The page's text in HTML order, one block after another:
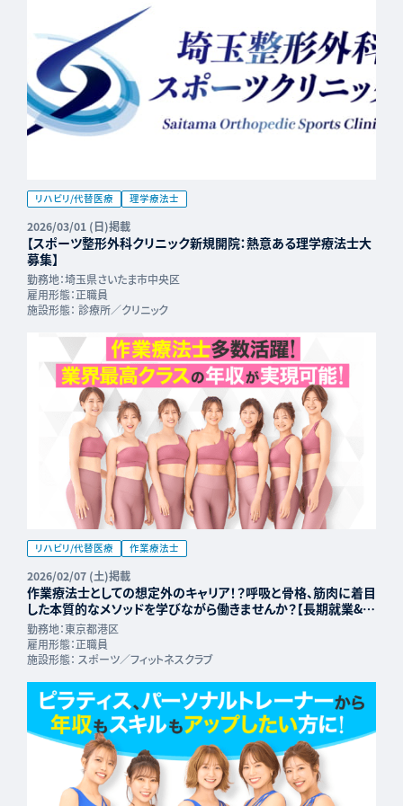
リハビリ/代替医療 理学療法士
2026/03/01 (日)掲載
【スポーツ整形外科クリニック新規開院：熱意ある理学療法士大
募集】
勤務地：埼玉県さいたま市中央区
雇用形態：正職員
施設形態： 診療所／クリニック
リハビリ/代替医療 作業療法士
2026/02/07 (土)掲載
作業療法士としての想定外のキャリア！？呼吸と骨格、筋肉に着目
した本質的なメソッドを学びながら働きませんか？【長期就業&年
収UP可能】
勤務地：東京都港区
雇用形態：正職員
施設形態： スポーツ／フィットネスクラブ